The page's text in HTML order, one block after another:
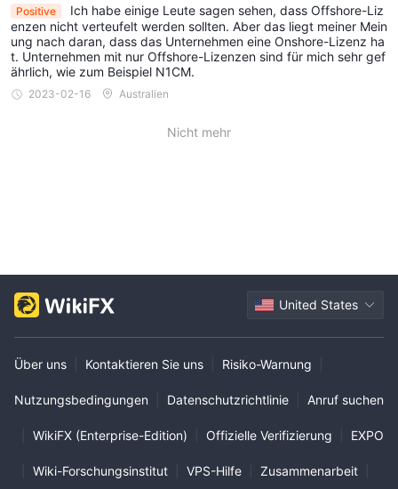
Positive
Ich habe einige Leute sagen sehen, dass Offshore-Liz
enzen nicht verteufelt werden sollten. Aber das liegt meiner Mein
ung nach daran, dass das Unternehmen eine Onshore-Lizenz ha
t. Unternehmen mit nur Offshore-Lizenzen sind für mich sehr gef
ährlich, wie zum Beispiel N1CM.
2023-02-16 Australien
Nicht mehr
United States
Über uns Kontaktieren Sie uns Risiko-Warnung
Nutzungsbedingungen Datenschutzrichtlinie Anruf suchen
WikiFX (Enterprise-Edition) Offizielle Verifizierung EXPO
Wiki-Forschungsinstitut VPS-Hilfe Zusammenarbeit